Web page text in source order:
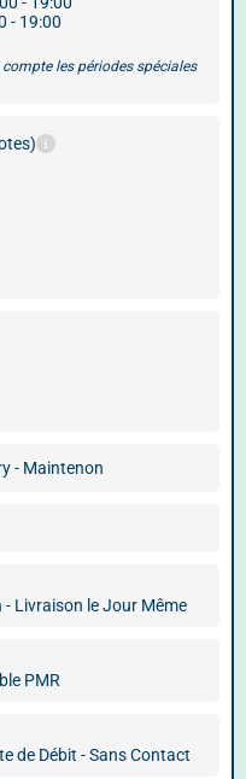
- 19:00
les périodes spéciales
- Maintenon
Livraison le Jour Même
PMR
de Débit - Sans Contact